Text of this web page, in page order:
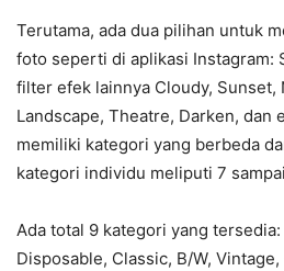
Terutama, ada dua pilihan untuk
foto seperti di aplikasi Instagram:
filter efek lainnya Cloudy, Sunset,
Landscape, Theatre, Darken, dan
memiliki kategori yang berbeda
kategori individu meliputi 7
Ada total 9 kategori yang tersedia:
Disposable, Classic, B/W,